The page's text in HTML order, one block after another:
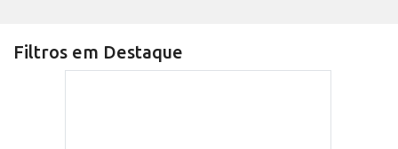
Filtros em Destaque